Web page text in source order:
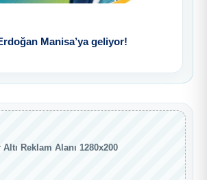
Manisa’ya geliyor!
Altı Reklam Alanı 1280x200